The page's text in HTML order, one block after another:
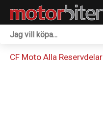
CF Moto Alla Reservdelar